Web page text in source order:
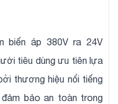
biến áp 380V ra 24V
tiêu dùng ưu tiên lựa
thương hiệu nổi tiếng
bảo an toàn trong